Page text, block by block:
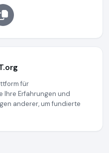
für
Ihre Erfahrungen und
anderer, um fundierte